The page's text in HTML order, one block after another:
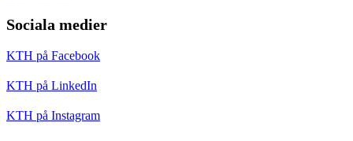
Sociala medier
KTH på Facebook
KTH på LinkedIn
KTH på Instagram